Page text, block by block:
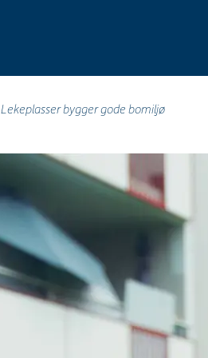
Lekeplasser bygger gode bomiljø